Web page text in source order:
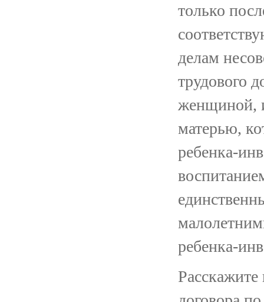
только
делам
трудового
женщиной,
матерью,
ребенка-
ребенка-
Расскажите